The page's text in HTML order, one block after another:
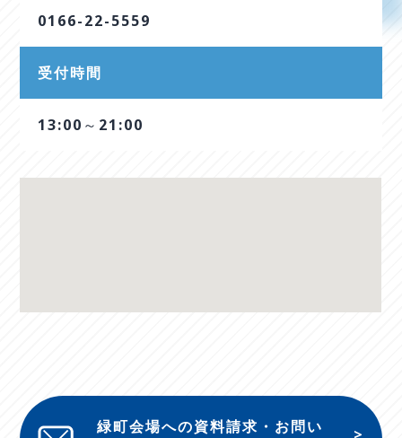
0166-22-5559
受付時間
13:00～21:00
緑町会場への資料請求・お問い